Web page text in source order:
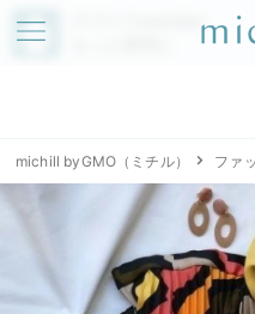
アプリでmichillが
michill byGMO（ミチル） ファ